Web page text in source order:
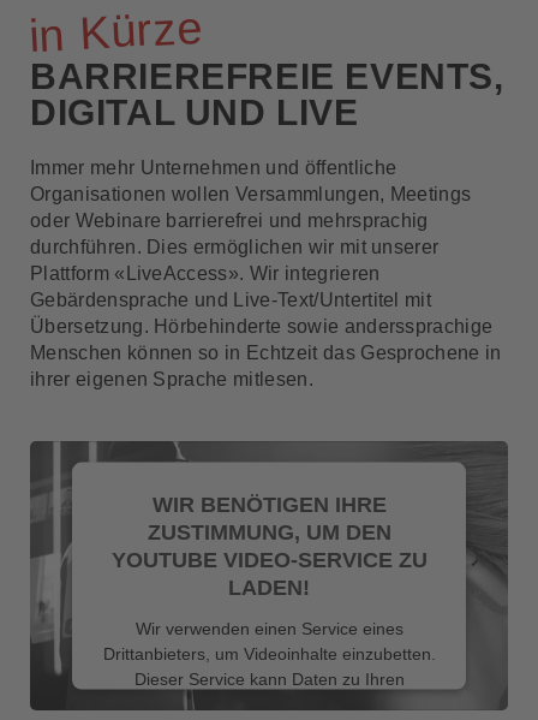
Kontakt
Weitere Services
in Kürze
BARRIEREFREIE EVENTS,
DIGITAL UND LIVE
Immer mehr Unternehmen und öffentliche
Organisationen wollen Versammlungen, Meetings
oder Webinare barrierefrei und mehrsprachig
durchführen. Dies ermöglichen wir mit unserer
Plattform «LiveAccess». Wir integrieren
Gebärdensprache und Live-Text/Untertitel mit
Übersetzung. Hörbehinderte sowie anderssprachige
Menschen können so in Echtzeit das Gesprochene in
ihrer eigenen Sprache mitlesen.
WIR BENÖTIGEN IHRE
ZUSTIMMUNG, UM DEN
YOUTUBE VIDEO-SERVICE ZU
LADEN!
Wir verwenden einen Service eines
Drittanbieters, um Videoinhalte einzubetten.
Dieser Service kann Daten zu Ihren
Aktivitäten sammeln. Bitte lesen Sie die